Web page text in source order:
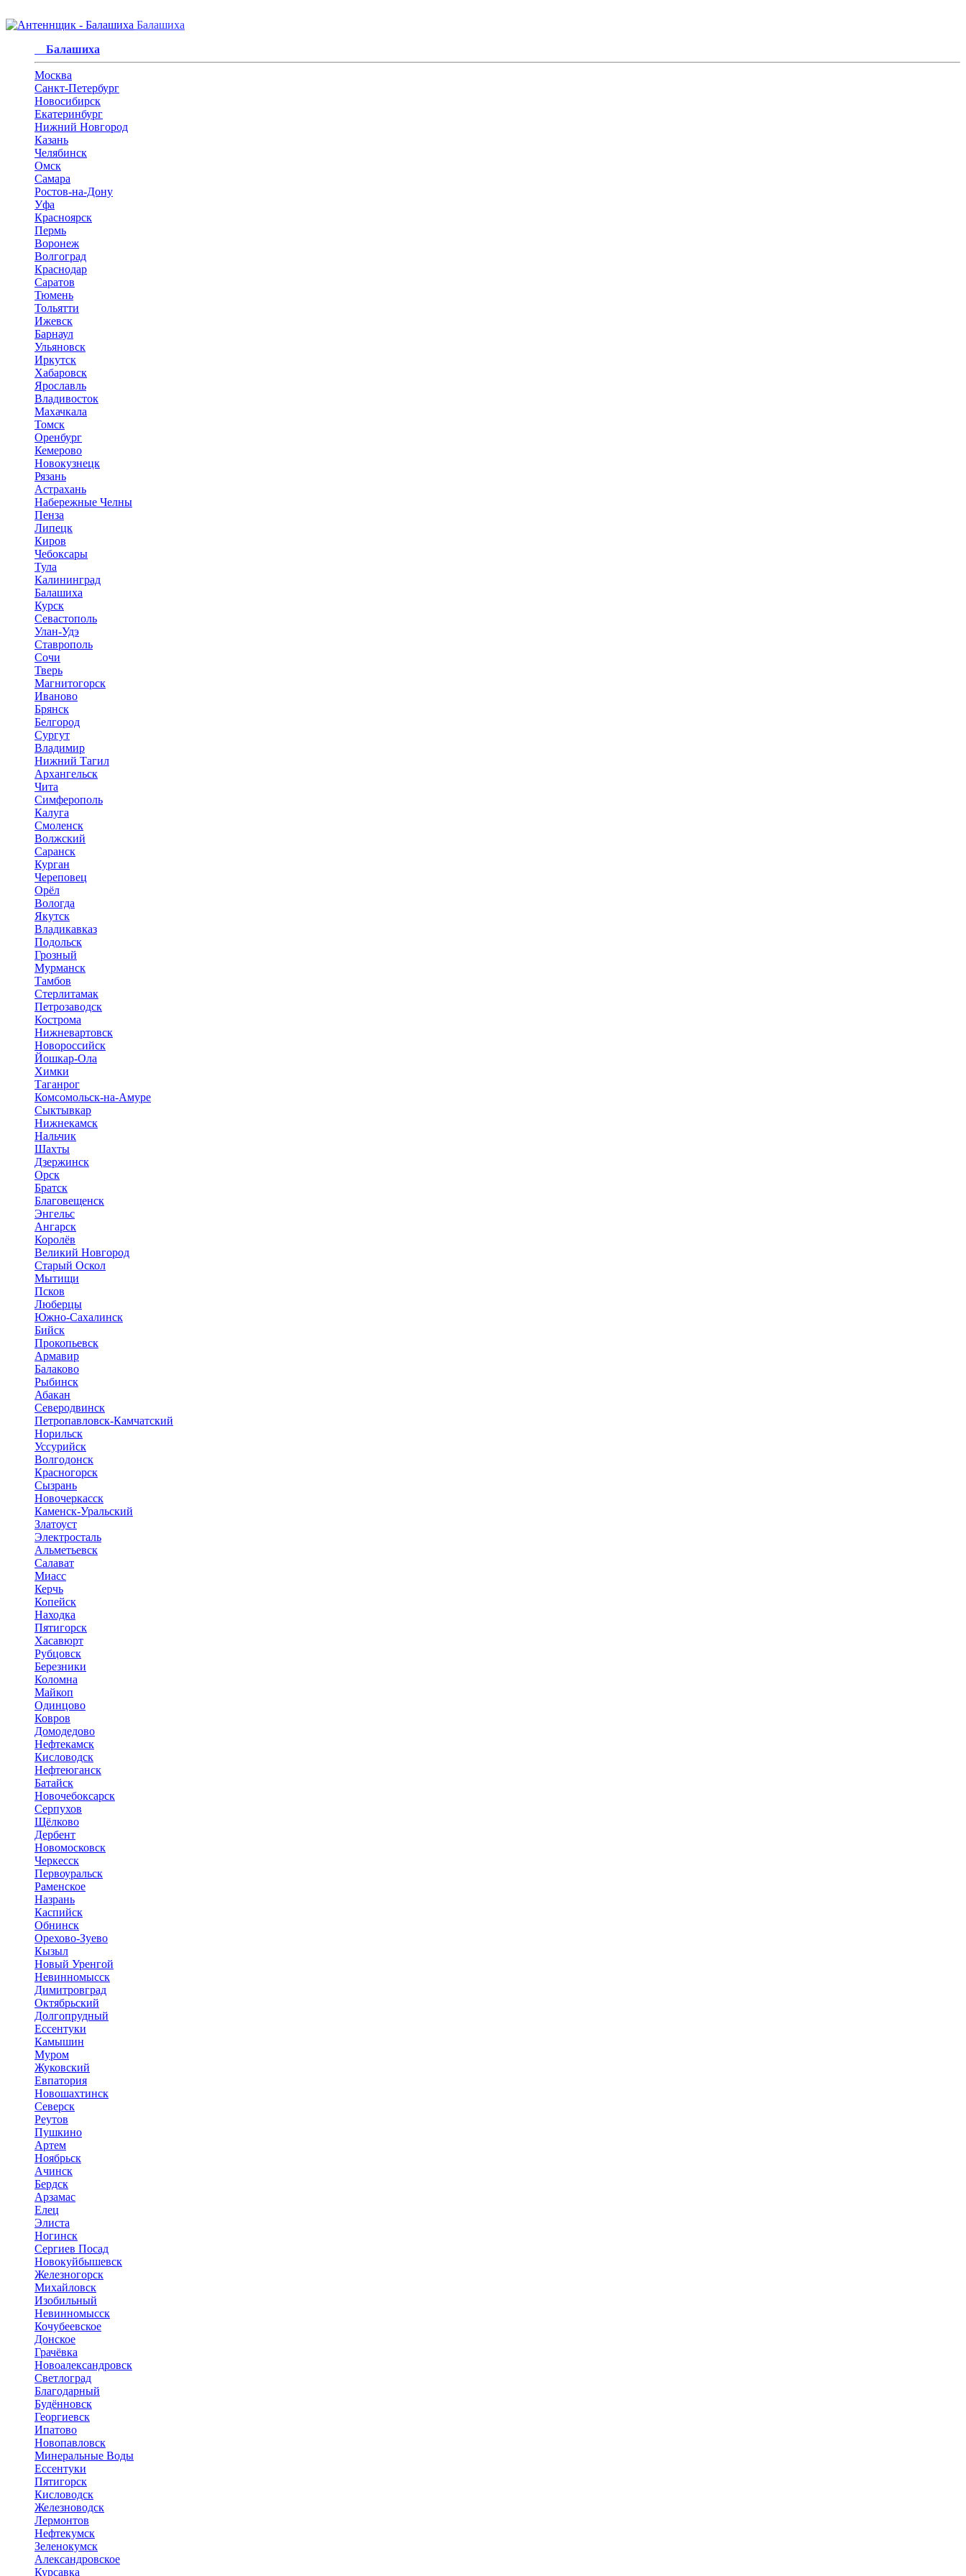
Балашиха
Балашиха
Москва
Санкт-Петербург
Новосибирск
Екатеринбург
Нижний Новгород
Казань
Челябинск
Омск
Самара
Ростов-на-Дону
Уфа
Красноярск
Пермь
Воронеж
Волгоград
Краснодар
Саратов
Тюмень
Тольятти
Ижевск
Барнаул
Ульяновск
Иркутск
Хабаровск
Ярославль
Владивосток
Махачкала
Томск
Оренбург
Кемерово
Новокузнецк
Рязань
Астрахань
Набережные Челны
Пенза
Липецк
Киров
Чебоксары
Тула
Калининград
Балашиха
Курск
Севастополь
Улан-Удэ
Ставрополь
Сочи
Тверь
Магнитогорск
Иваново
Брянск
Белгород
Сургут
Владимир
Нижний Тагил
Архангельск
Чита
Симферополь
Калуга
Смоленск
Волжский
Саранск
Курган
Череповец
Орёл
Вологда
Якутск
Владикавказ
Подольск
Грозный
Мурманск
Тамбов
Стерлитамак
Петрозаводск
Кострома
Нижневартовск
Новороссийск
Йошкар-Ола
Химки
Таганрог
Комсомольск-на-Амуре
Сыктывкар
Нижнекамск
Нальчик
Шахты
Дзержинск
Орск
Братск
Благовещенск
Энгельс
Ангарск
Королёв
Великий Новгород
Старый Оскол
Мытищи
Псков
Люберцы
Южно-Сахалинск
Бийск
Прокопьевск
Армавир
Балаково
Рыбинск
Абакан
Северодвинск
Петропавловск-Камчатский
Норильск
Уссурийск
Волгодонск
Красногорск
Сызрань
Новочеркасск
Каменск-Уральский
Златоуст
Электросталь
Альметьевск
Салават
Миасс
Керчь
Копейск
Находка
Пятигорск
Хасавюрт
Рубцовск
Березники
Коломна
Майкоп
Одинцово
Ковров
Домодедово
Нефтекамск
Кисловодск
Нефтеюганск
Батайск
Новочебоксарск
Серпухов
Щёлково
Дербент
Новомосковск
Черкесск
Первоуральск
Раменское
Назрань
Каспийск
Обнинск
Орехово-Зуево
Кызыл
Новый Уренгой
Невинномысск
Димитровград
Октябрьский
Долгопрудный
Ессентуки
Камышин
Муром
Жуковский
Евпатория
Новошахтинск
Северск
Реутов
Пушкино
Артем
Ноябрьск
Ачинск
Бердск
Арзамас
Елец
Элиста
Ногинск
Сергиев Посад
Новокуйбышевск
Железногорск
Михайловск
Изобильный
Невинномысск
Кочубеевское
Донское
Грачёвка
Новоалександровск
Светлоград
Благодарный
Будённовск
Георгиевск
Ипатово
Новопавловск
Минеральные Воды
Ессентуки
Пятигорск
Кисловодск
Железноводск
Лермонтов
Нефтекумск
Зеленокумск
Александровское
Курсавка